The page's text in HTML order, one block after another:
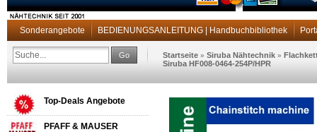
Sonderangebote BEDIENUNGSANLEITUNG | Handbuchbibliothek
Go Startseite » Siruba Nähtechnik »
Siruba HF008-0464-254P/HPR
Top-Deals Angebote
PFAFF & MAUSER